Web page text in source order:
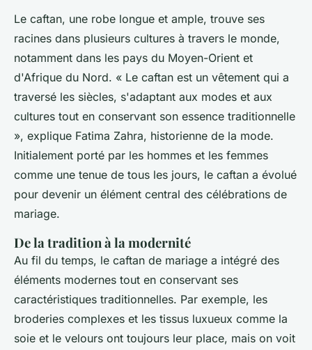
Le caftan, une robe longue et ample, trouve ses
racines dans plusieurs cultures à travers le monde,
notamment dans les pays du Moyen-Orient et
d'Afrique du Nord. « Le caftan est un vêtement qui a
traversé les siècles, s'adaptant aux modes et aux
cultures tout en conservant son essence traditionnelle
», explique Fatima Zahra, historienne de la mode.
Initialement porté par les hommes et les femmes
comme une tenue de tous les jours, le caftan a évolué
pour devenir un élément central des célébrations de
mariage.
De la tradition à la modernité
Au fil du temps, le caftan de mariage a intégré des
éléments modernes tout en conservant ses
caractéristiques traditionnelles. Par exemple, les
broderies complexes et les tissus luxueux comme la
soie et le velours ont toujours leur place, mais on voit